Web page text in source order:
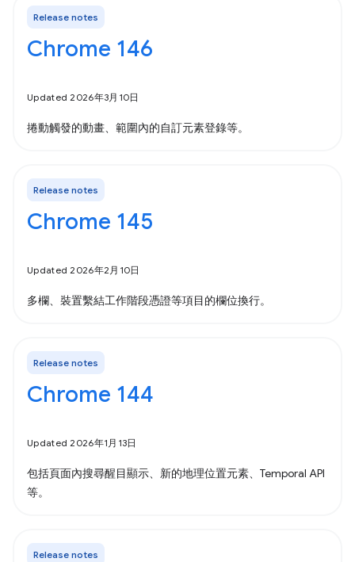
Release notes
Chrome 146
Updated 2026年3月10日
捲動觸發的動畫、範圍內的自訂元素登錄等。
Release notes
Chrome 145
Updated 2026年2月10日
多欄、裝置繫結工作階段憑證等項目的欄位換行。
Release notes
Chrome 144
Updated 2026年1月13日
包括頁面內搜尋醒目顯示、新的地理位置元素、Temporal API
等。
Release notes